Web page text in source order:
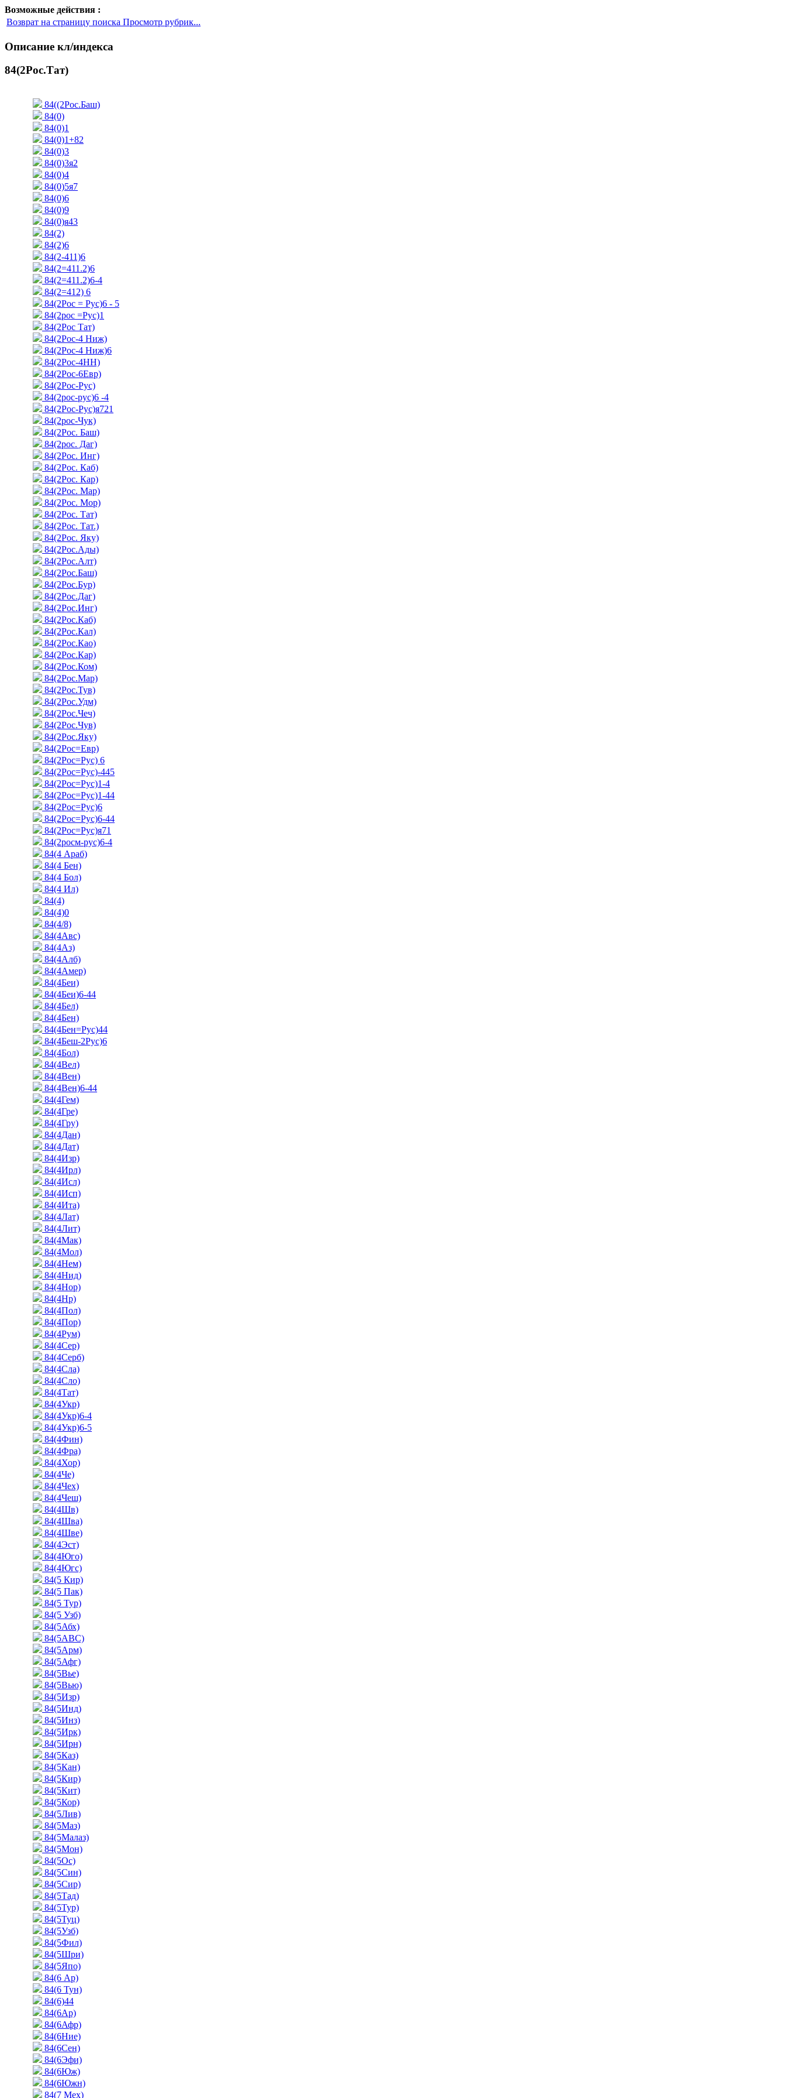
Возможные действия :
Возврат на страницу поиска Просмотр рубрик...
Описание кл/индекса
84(2Рос.Тат)
84((2Рос.Баш)
84(0)
84(0)1
84(0)1+82
84(0)3
84(0)3я2
84(0)4
84(0)5я7
84(0)6
84(0)9
84(0)я43
84(2)
84(2)6
84(2-411)6
84(2=411.2)6
84(2=411.2)6-4
84(2=412) 6
84(2Рос = Рус)6 - 5
84(2рос =Рус)1
84(2Рос Тат)
84(2Рос-4 Ниж)
84(2Рос-4 Ниж)6
84(2Рос-4НН)
84(2Рос-6Евр)
84(2Рос-Рус)
84(2рос-рус)6 -4
84(2Рос-Рус)я721
84(2рос-Чук)
84(2Рос. Баш)
84(2рос. Даг)
84(2Рос. Инг)
84(2Рос. Каб)
84(2Рос. Кар)
84(2Рос. Мар)
84(2Рос. Мор)
84(2Рос. Тат)
84(2Рос. Тат.)
84(2Рос. Яку)
84(2Рос.Ады)
84(2Рос.Алт)
84(2Рос.Баш)
84(2Рос.Бур)
84(2Рос.Даг)
84(2Рос.Инг)
84(2Рос.Каб)
84(2Рос.Кал)
84(2Рос.Као)
84(2Рос.Кар)
84(2Рос.Ком)
84(2Рос.Мар)
84(2Рос.Тув)
84(2Рос.Удм)
84(2Рос.Чеч)
84(2Рос.Чув)
84(2Рос.Яку)
84(2Рос=Евр)
84(2Рос=Рус) 6
84(2Рос=Рус)-445
84(2Рос=Рус)1-4
84(2Рос=Рус)1-44
84(2Рос=Рус)6
84(2Рос=Рус)6-44
84(2Рос=Рус)я71
84(2росм-рус)6-4
84(4 Араб)
84(4 Бен)
84(4 Бол)
84(4 Ил)
84(4)
84(4)0
84(4/8)
84(4Авс)
84(4Аз)
84(4Алб)
84(4Амер)
84(4Беи)
84(4Беи)6-44
84(4Бел)
84(4Бен)
84(4Бен=Рус)44
84(4Беш-2Рус)6
84(4Бол)
84(4Вел)
84(4Вен)
84(4Вен)6-44
84(4Гем)
84(4Гре)
84(4Гру)
84(4Дан)
84(4Дат)
84(4Изр)
84(4Ирл)
84(4Исл)
84(4Исп)
84(4Ита)
84(4Лат)
84(4Лит)
84(4Мак)
84(4Мол)
84(4Нем)
84(4Нид)
84(4Нор)
84(4Нр)
84(4Пол)
84(4Пор)
84(4Рум)
84(4Сер)
84(4Серб)
84(4Сла)
84(4Сло)
84(4Тат)
84(4Укр)
84(4Укр)6-4
84(4Укр)6-5
84(4Фин)
84(4Фра)
84(4Хор)
84(4Че)
84(4Чех)
84(4Чеш)
84(4Шв)
84(4Шва)
84(4Шве)
84(4Эст)
84(4Юго)
84(4Югс)
84(5 Кир)
84(5 Пак)
84(5 Тур)
84(5 Узб)
84(5Абх)
84(5АВС)
84(5Арм)
84(5Афг)
84(5Вье)
84(5Вью)
84(5Изр)
84(5Инд)
84(5Инз)
84(5Ирк)
84(5Ирн)
84(5Каз)
84(5Кан)
84(5Кир)
84(5Кит)
84(5Кор)
84(5Лив)
84(5Маз)
84(5Малаз)
84(5Мон)
84(5Ос)
84(5Син)
84(5Сир)
84(5Тад)
84(5Тур)
84(5Туц)
84(5Узб)
84(5Фил)
84(5Шри)
84(5Япо)
84(6 Ар)
84(6 Тун)
84(6)44
84(6Ар)
84(6Афр)
84(6Ние)
84(6Сен)
84(6Эфи)
84(6Юж)
84(6Южн)
84(7 Мех)